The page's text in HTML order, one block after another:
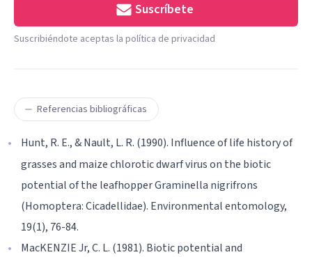
Suscríbete
Suscribiéndote aceptas la política de privacidad
Referencias bibliográficas
Hunt, R. E., & Nault, L. R. (1990). Influence of life history of
grasses and maize chlorotic dwarf virus on the biotic
potential of the leafhopper Graminella nigrifrons
(Homoptera: Cicadellidae). Environmental entomology,
19(1), 76-84.
MacKENZIE Jr, C. L. (1981). Biotic potential and